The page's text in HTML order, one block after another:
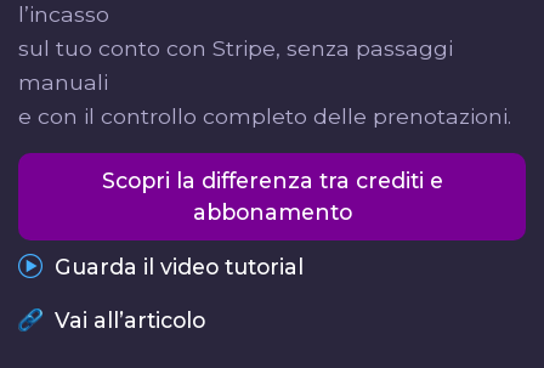
l’incasso
sul tuo conto con Stripe, senza passaggi
manuali
e con il controllo completo delle prenotazioni.
Scopri la differenza tra crediti e
abbonamento
Guarda il video tutorial
Vai all’articolo